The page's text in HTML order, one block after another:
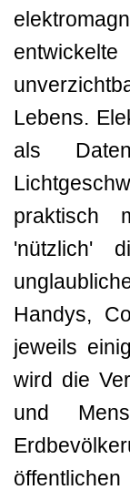
Lebens.
als
praktisch
'nützlich'
Handys,
jeweils
wird die
und